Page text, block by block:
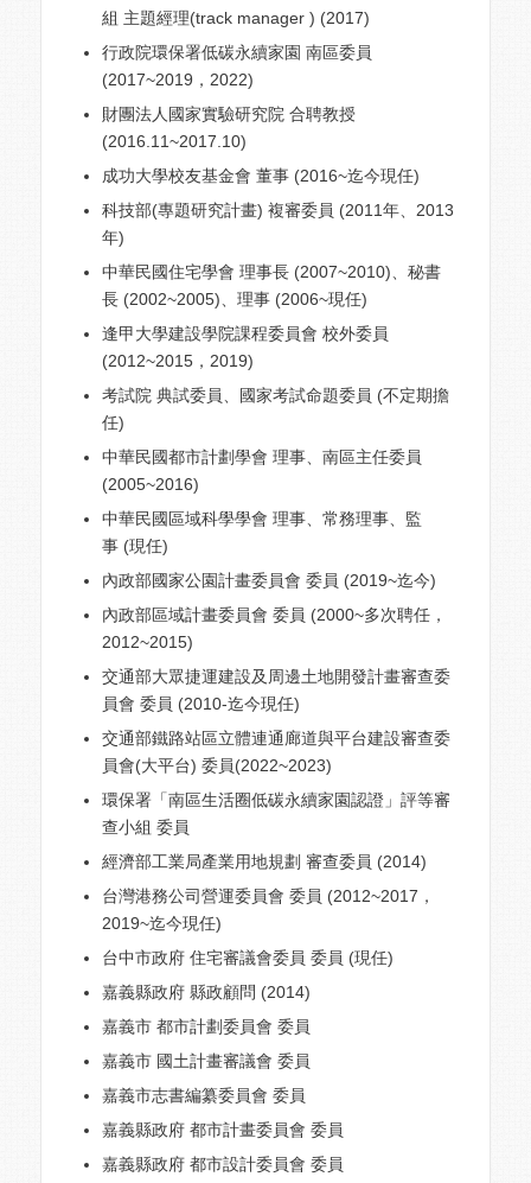
組 主題經理(track manager ) (2017)
行政院環保署低碳永續家園 南區委員
(2017~2019，2022)
財團法人國家實驗研究院 合聘教授
(2016.11~2017.10)
成功大學校友基金會 董事 (2016~迄今現任)
科技部(專題研究計畫) 複審委員 (2011年、2013
年)
中華民國住宅學會 理事長 (2007~2010)、秘書
長 (2002~2005)、理事 (2006~現任)
逢甲大學建設學院課程委員會 校外委員
(2012~2015，2019)
考試院 典試委員、國家考試命題委員 (不定期擔
任)
中華民國都市計劃學會 理事、南區主任委員
(2005~2016)
中華民國區域科學學會 理事、常務理事、監
事 (現任)
內政部國家公園計畫委員會 委員 (2019~迄今)
內政部區域計畫委員會 委員 (2000~多次聘任，
2012~2015)
交通部大眾捷運建設及周邊土地開發計畫審查委
員會 委員 (2010-迄今現任)
交通部鐵路站區立體連通廊道與平台建設審查委
員會(大平台) 委員(2022~2023)
環保署「南區生活圈低碳永續家園認證」評等審
查小組 委員
經濟部工業局產業用地規劃 審查委員 (2014)
台灣港務公司營運委員會 委員 (2012~2017，
2019~迄今現任)
台中市政府 住宅審議會委員 委員 (現任)
嘉義縣政府 縣政顧問 (2014)
嘉義市 都市計劃委員會 委員
嘉義市 國土計畫審議會 委員
嘉義市志書編纂委員會 委員
嘉義縣政府 都市計畫委員會 委員
嘉義縣政府 都市設計委員會 委員